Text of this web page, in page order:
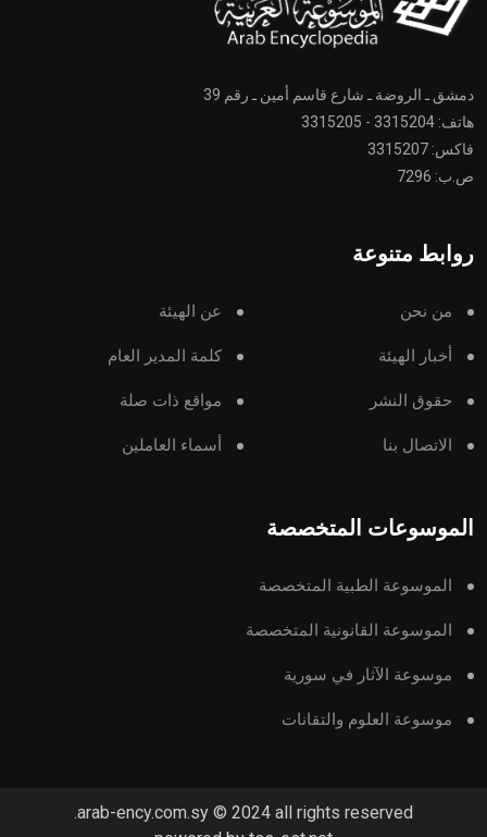
دمشق ـ الروضة ـ شارع قاسم أمين ـ رقم 39
هاتف: 3315204 - 3315205
فاكس: 3315207
ص.ب: 7296
روابط متنوعة
من نحن عن الهيئة
أخبار الهيئة كلمة المدير العام
حقوق النشر مواقع ذات صلة
الاتصال بنا أسماء العاملين
الموسوعات المتخصصة
الموسوعة الطبية المتخصصة
الموسوعة القانونية المتخصصة
موسوعة الآثار في سورية
موسوعة العلوم والتقانات
arab-ency.com.sy © 2024 all rights reserved.